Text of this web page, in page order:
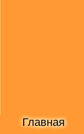
Главная